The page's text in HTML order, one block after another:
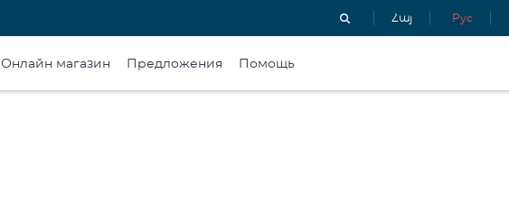
Հայ Рус
Онлайн магазин Предложения Помощь